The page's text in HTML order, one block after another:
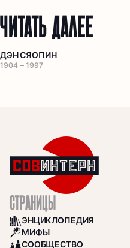
ЧИТАТЬ ДАЛЕЕ
ДЭН СЯОПИН
1904 – 1997
СТРАНИЦЫ
BOOKS
ЭНЦИКЛОПЕДИЯ
SEARCH
МИФЫ
СООБЩЕСТВО